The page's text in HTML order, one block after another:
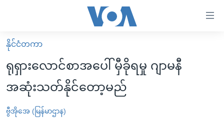
လွယ်ကူ
စေ
များ
မူလစာမျက်နှာ
မြန်မာ
ကမ္ဘာ့သတင်းများ
နိုင်ငံတကာ
ဗွီဒီယို
နိုင်ငံတကာ
ရုရှားလောင်စာအပေါ် မှီခိုရမှု ဂျာမနီ
အဆုံးသတ်နိုင်တော့မည်
ဗွီအိုအေ (မြန်မာဌာန)